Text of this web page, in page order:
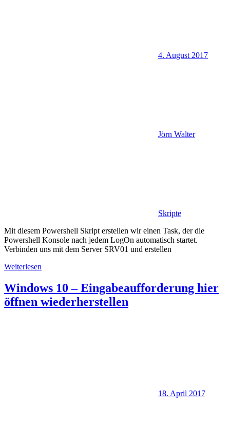
4. August 2017
Jörn Walter
Skripte
Mit diesem Powershell Skript erstellen wir einen Task, der die
Powershell Konsole nach jedem LogOn automatisch startet.
Verbinden uns mit dem Server SRV01 und erstellen
Weiterlesen
Windows 10 – Eingabeaufforderung hier
öffnen wiederherstellen
18. April 2017